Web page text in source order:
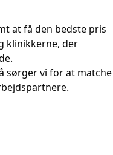
at få den bedste pris
klinikkerne, der
sørger vi for at matche